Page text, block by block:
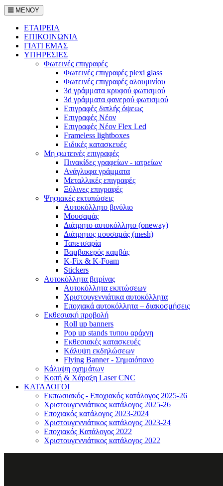
ΜΕΝΟΥ
ΕΤΑΙΡEΙΑ
ΕΠΙΚΟΙΝΩΝΙΑ
ΓΙΑΤΙ ΕΜΑΣ
ΥΠΗΡΕΣΙΕΣ
Φωτεινές επιγραφές
Φωτεινές επιγραφές plexi glass
Φωτεινές επιγραφές αλουμινίου
3d γράμματα κρυφού φωτισμού
3d γράμματα φανερού φωτισμού
Επιγραφές διπλής όψεως
Επιγραφές Νέον
Επιγραφές Νέον Flex Led
Frameless lightboxes
Ειδικές κατασκευές
Μη φωτεινές επιγραφές
Πινακίδες γραφείων - ιατρείων
Ανάγλυφα γράμματα
Μεταλλικές επιγραφές
Ξύλινες επιγραφές
Ψηφιακές εκτυπώσεις
Αυτοκόλλητο βινύλιο
Μουσαμάς
Διάτρητο αυτοκόλλητο (oneway)
Διάτρητος μουσαμάς (mesh)
Ταπετσαρία
Βαμβακερός καμβάς
K-Fix & K-Foam
Stickers
Αυτοκόλλητα βιτρίνας
Αυτοκόλλητα εκπτώσεων
Xριστουγεννιάτικα αυτοκόλλητα
Εποχιακά αυτοκόλλητα – διακοσμήσεις
Εκθεσιακή προβολή
Roll up banners
Pop up stands τυπου αράχνη
Εκθεσιακές κατασκευές
Kάλυψη εκδηλώσεων
Flying Banner - Σημαιόπανο
Κάλυψη οχημάτων
Κοπή & Χάραξη Laser CNC
ΚΑΤΑΛΟΓΟΙ
Εκπωσιακός - Εποχιακός κατάλογος 2025-26
Χριστουγεννιάτικος κατάλογος 2025-26
Εποχιακός κατάλογος 2023-2024
Χριστουγεννιάτικος κατάλογος 2023-24
Εποχιακός Κατάλογος 2022
Χριστουγεννιάτικος κατάλογος 2022